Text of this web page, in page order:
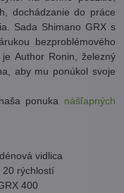
dochádzanie do práce
Sada Shimano GRX s
bezproblémového
Author Ronin, železný
aby mu ponúkol svoje
ponuka nášľapných
vidlica
20 rýchlostí
400